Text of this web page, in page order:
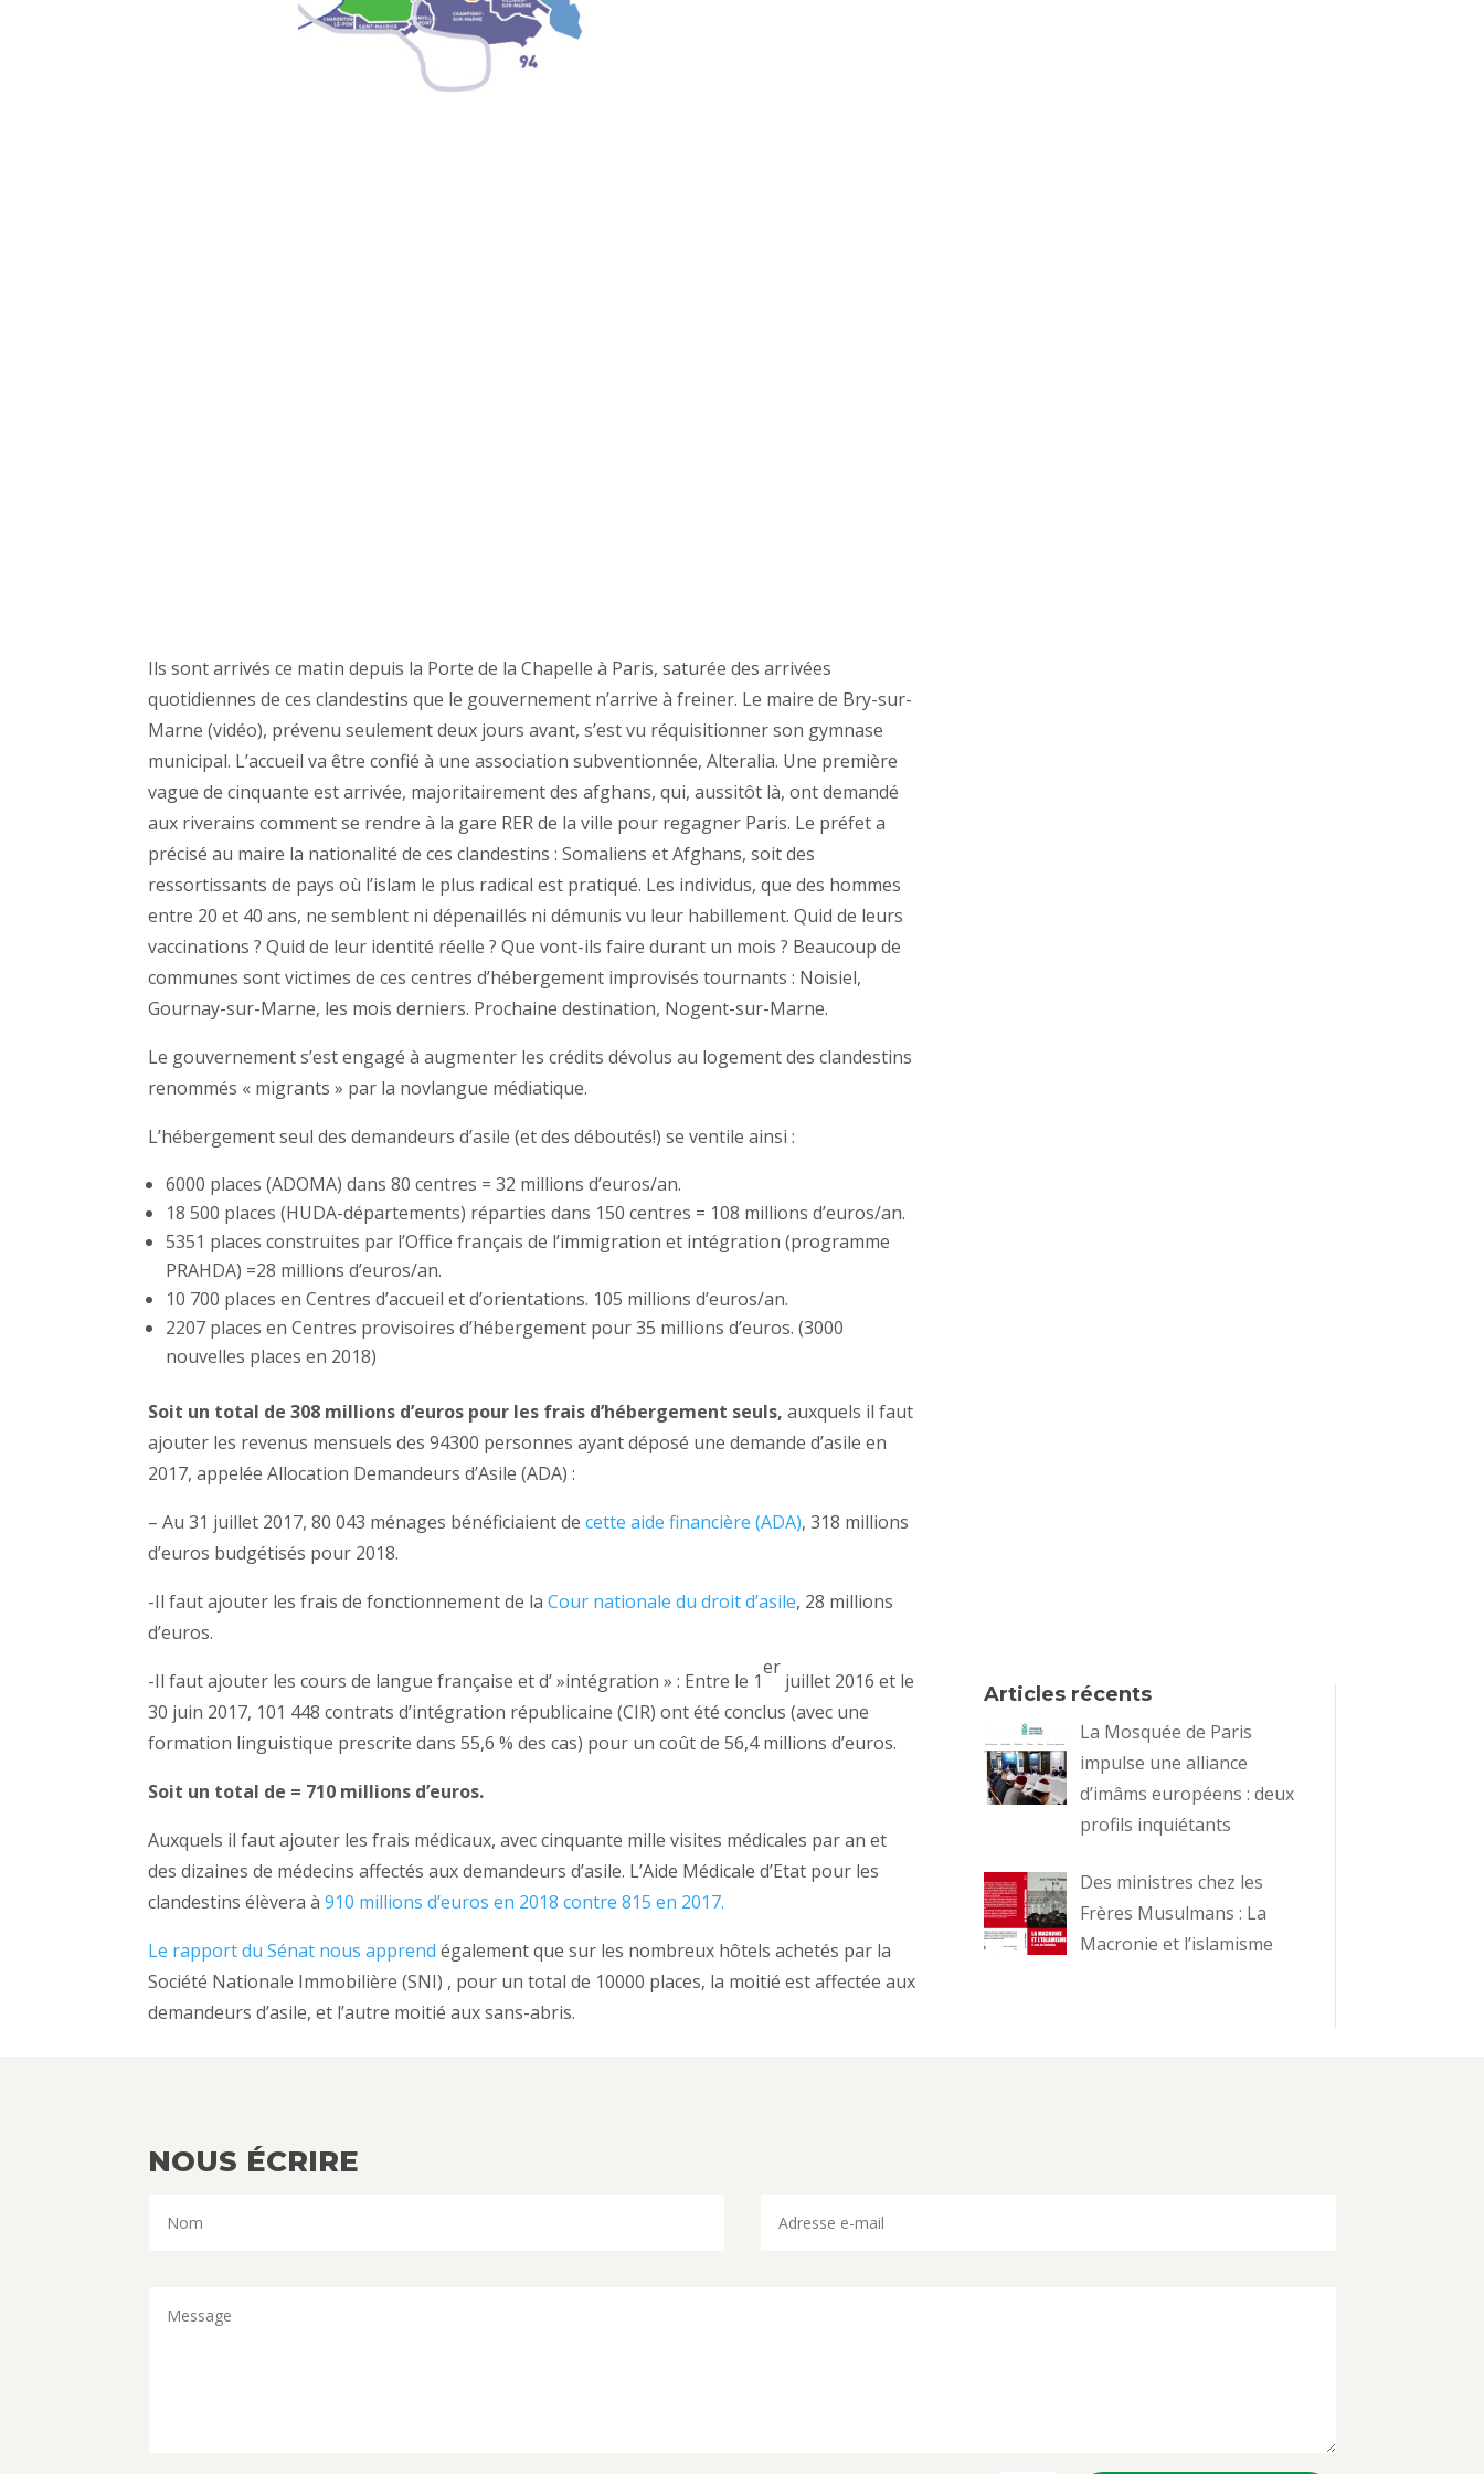
Ils sont arrivés ce matin depuis la Porte de la Chapelle à Paris, saturée des arrivées
quotidiennes de ces clandestins que le gouvernement n’arrive à freiner. Le maire de Bry-sur-
Marne (vidéo), prévenu seulement deux jours avant, s’est vu réquisitionner son gymnase
municipal. L’accueil va être confié à une association subventionnée, Alteralia. Une première
vague de cinquante est arrivée, majoritairement des afghans, qui, aussitôt là, ont demandé
aux riverains comment se rendre à la gare RER de la ville pour regagner Paris. Le préfet a
précisé au maire la nationalité de ces clandestins : Somaliens et Afghans, soit des
ressortissants de pays où l’islam le plus radical est pratiqué. Les individus, que des hommes
entre 20 et 40 ans, ne semblent ni dépenaillés ni démunis vu leur habillement. Quid de leurs
vaccinations ? Quid de leur identité réelle ? Que vont-ils faire durant un mois ? Beaucoup de
communes sont victimes de ces centres d’hébergement improvisés tournants : Noisiel,
Gournay-sur-Marne, les mois derniers. Prochaine destination, Nogent-sur-Marne.
Le gouvernement s’est engagé à augmenter les crédits dévolus au logement des clandestins
renommés « migrants » par la novlangue médiatique.
L’hébergement seul des demandeurs d’asile (et des déboutés!) se ventile ainsi :
6000 places (ADOMA) dans 80 centres = 32 millions d’euros/an.
18 500 places (HUDA-départements) réparties dans 150 centres = 108 millions d’euros/an.
5351 places construites par l’Office français de l’immigration et intégration (programme
PRAHDA) =28 millions d’euros/an.
10 700 places en Centres d’accueil et d’orientations. 105 millions d’euros/an.
2207 places en Centres provisoires d’hébergement pour 35 millions d’euros. (3000
nouvelles places en 2018)
Soit un total de 308 millions d’euros pour les frais d’hébergement seuls, auxquels il faut
ajouter les revenus mensuels des 94300 personnes ayant déposé une demande d’asile en
2017, appelée Allocation Demandeurs d’Asile (ADA) :
– Au 31 juillet 2017, 80 043 ménages bénéficiaient decette aide financière (ADA), 318 millions
d’euros budgétisés pour 2018.
-Il faut ajouter les frais de fonctionnement de laCour nationale du droit d’asile, 28 millions
d’euros.
-Il faut ajouter les cours de langue française et d’ »intégration » : Entre le 1
er
juillet 2016 et le
30 juin 2017, 101 448 contrats d’intégration républicaine (CIR) ont été conclus (avec une
formation linguistique prescrite dans 55,6 % des cas) pour un coût de 56,4 millions d’euros.
Soit un total de = 710 millions d’euros.
Auxquels il faut ajouter les frais médicaux, avec cinquante mille visites médicales par an et
des dizaines de médecins affectés aux demandeurs d’asile. L’Aide Médicale d’Etat pour les
clandestins élèvera à910 millions d’euros en 2018 contre 815 en 2017.
Le rapport du Sénat nous apprendégalement que sur les nombreux hôtels achetés par la
Société Nationale Immobilière (SNI) , pour un total de 10000 places, la moitié est affectée aux
demandeurs d’asile, et l’autre moitié aux sans-abris.
Articles récents
La Mosquée de Paris
impulse une alliance
d’imâms européens : deux
profils inquiétants
Des ministres chez les
Frères Musulmans : La
Macronie et l’islamisme
NOUS ÉCRIRE